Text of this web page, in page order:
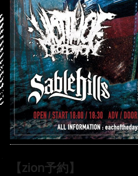
【zion予約】